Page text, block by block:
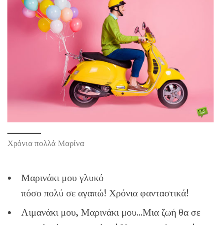
Χρόνια πολλά Μαρίνα
Μαρινάκι μου γλυκό
πόσο πολύ σε αγαπώ! Χρόνια φανταστικά!
Λιμανάκι μου, Μαρινάκι μου…Μια ζωή θα σε